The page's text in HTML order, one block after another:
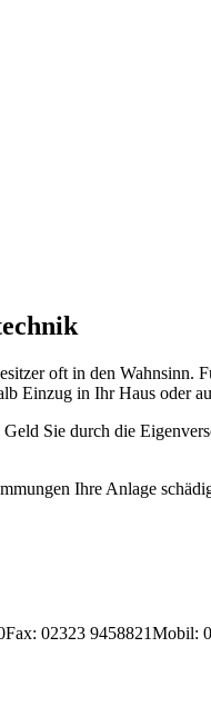
oft in den
Einzug in Ihr Haus oder
Sie durch die
Ihre Anlage
Fax: 02323 9458821Mobil: